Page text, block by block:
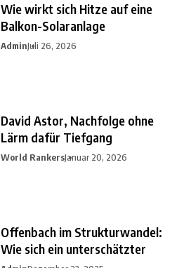
Wie wirkt sich Hitze auf eine
Balkon-Solaranlage
AdminJuli 26, 2026
David Astor, Nachfolge ohne
Lärm dafür Tiefgang
World RankersJanuar 20, 2026
Offenbach im Strukturwandel:
Wie sich ein unterschätzter